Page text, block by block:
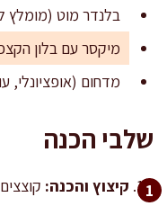
בלנדר מוט (מומלץ
מיקסר עם בלון
מדחום (אופציונלי,
שלבי הכנה
קיצוץ והכנה: